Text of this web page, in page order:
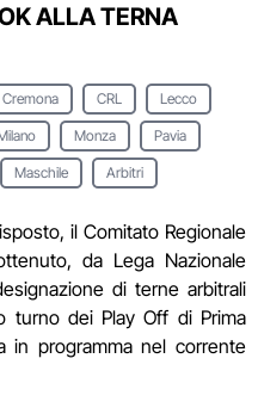
ALLA TERNA
Cremona CRL Lecco
Monza Pavia
Maschile Arbitri
il Comitato Regionale
da Lega Nazionale
di terne arbitrali
turno dei Play Off di Prima
in programma nel corrente